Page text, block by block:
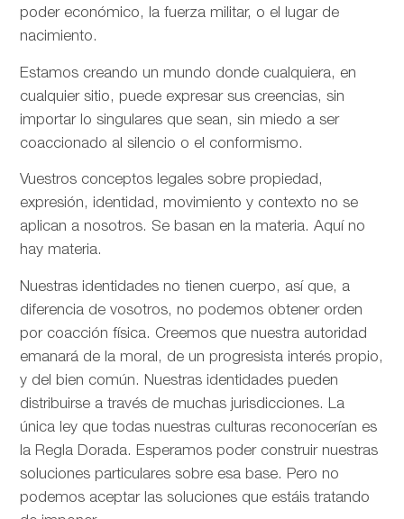
poder económico, la fuerza militar, o el lugar de
nacimiento.
Estamos creando un mundo donde cualquiera, en
cualquier sitio, puede expresar sus creencias, sin
importar lo singulares que sean, sin miedo a ser
coaccionado al silencio o el conformismo.
Vuestros conceptos legales sobre propiedad,
expresión, identidad, movimiento y contexto no se
aplican a nosotros. Se basan en la materia. Aquí no
hay materia.
Nuestras identidades no tienen cuerpo, así que, a
diferencia de vosotros, no podemos obtener orden
por coacción física. Creemos que nuestra autoridad
emanará de la moral, de un progresista interés propio,
y del bien común. Nuestras identidades pueden
distribuirse a través de muchas jurisdicciones. La
única ley que todas nuestras culturas reconocerían es
la Regla Dorada. Esperamos poder construir nuestras
soluciones particulares sobre esa base. Pero no
podemos aceptar las soluciones que estáis tratando